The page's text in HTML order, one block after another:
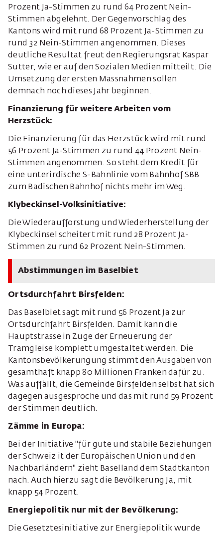
Prozent Ja-Stimmen zu rund 64 Prozent Nein-
Stimmen abgelehnt. Der Gegenvorschlag des
Kantons wird mit rund 68 Prozent Ja-Stimmen zu
rund 32 Nein-Stimmen angenommen. Dieses
deutliche Resultat freut den Regierungsrat Kaspar
Sutter, wie er auf den Sozialen Medien mitteilt. Die
Umsetzung der ersten Massnahmen sollen
demnach noch dieses Jahr beginnen.
Finanzierung für weitere Arbeiten vom
Herzstück:
Die Finanzierung für das Herzstück wird mit rund
56 Prozent Ja-Stimmen zu rund 44 Prozent Nein-
Stimmen angenommen. So steht dem Kredit für
eine unterirdische S-Bahnlinie vom Bahnhof SBB
zum Badischen Bahnhof nichts mehr im Weg.
Klybeckinsel-Volksinitiative:
Die Wiederaufforstung und Wiederherstellung der
Klybeckinsel scheitert mit rund 28 Prozent Ja-
Stimmen zu rund 62 Prozent Nein-Stimmen.
Abstimmungen im Baselbiet
Ortsdurchfahrt Birsfelden:
Das Baselbiet sagt mit rund 56 Prozent Ja zur
Ortsdurchfahrt Birsfelden. Damit kann die
Hauptstrasse in Zuge der Erneuerung der
Tramgleise komplett umgestaltet werden. Die
Kantonsbevölkerungung stimmt den Ausgaben von
gesamthaft knapp 80 Millionen Franken dafür zu.
Was auffällt, die Gemeinde Birsfelden selbst hat sich
dagegen ausgesproche und das mit rund 59 Prozent
der Stimmen deutlich.
Zämme in Europa:
Bei der Initiative "für gute und stabile Beziehungen
der Schweiz it der Europäischen Union und den
Nachbarländern" zieht Baselland dem Stadtkanton
nach. Auch hierzu sagt die Bevölkerung Ja, mit
knapp 54 Prozent.
Energiepolitik nur mit der Bevölkerung:
Die Gesetztesinitiative zur Energiepolitik wurde